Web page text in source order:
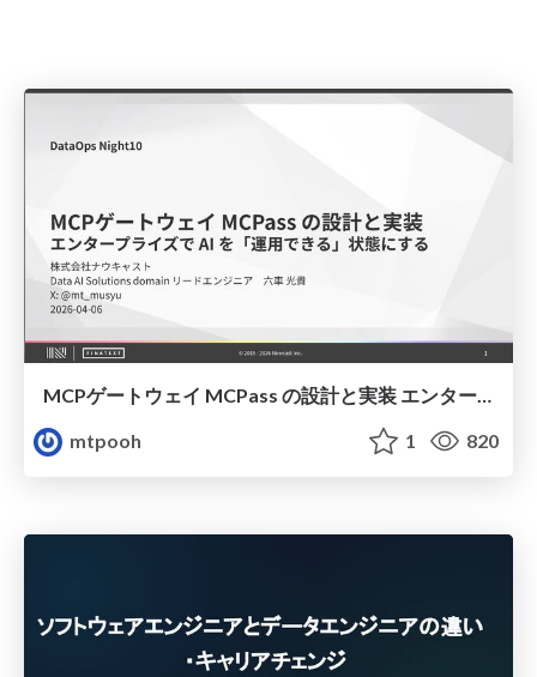
MCPゲートウェイ MCPass の設計と実装 エンタープライズで AI を「運用できる」状態にする
mtpooh
1 820